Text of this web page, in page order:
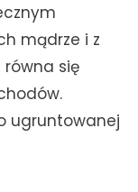
mądrze i z
równa się
ugruntowanej